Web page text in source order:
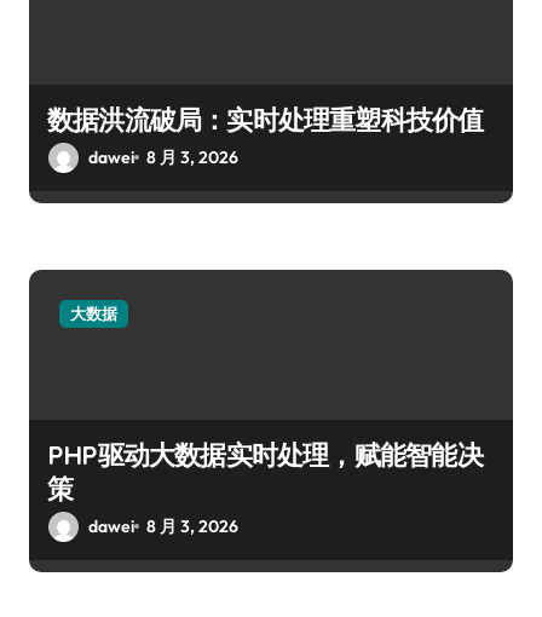
数据洪流破局：实时处理重塑科技价值
dawei 8 月 3, 2026
大数据
PHP驱动大数据实时处理，赋能智能决
策
dawei 8 月 3, 2026